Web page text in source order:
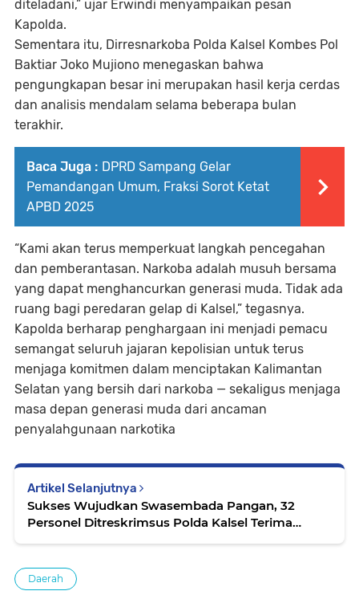
diteladani,” ujar Erwindi menyampaikan pesan
Kapolda.
Sementara itu, Dirresnarkoba Polda Kalsel Kombes Pol
Baktiar Joko Mujiono menegaskan bahwa
pengungkapan besar ini merupakan hasil kerja cerdas
dan analisis mendalam selama beberapa bulan
terakhir.
Baca Juga : DPRD Sampang Gelar
Pemandangan Umum, Fraksi Sorot Ketat
APBD 2025
“Kami akan terus memperkuat langkah pencegahan
dan pemberantasan. Narkoba adalah musuh bersama
yang dapat menghancurkan generasi muda. Tidak ada
ruang bagi peredaran gelap di Kalsel,” tegasnya.
Kapolda berharap penghargaan ini menjadi pemacu
semangat seluruh jajaran kepolisian untuk terus
menjaga komitmen dalam menciptakan Kalimantan
Selatan yang bersih dari narkoba — sekaligus menjaga
masa depan generasi muda dari ancaman
penyalahgunaan narkotika
Artikel Selanjutnya
Sukses Wujudkan Swasembada Pangan, 32
Personel Ditreskrimsus Polda Kalsel Terima
Daerah